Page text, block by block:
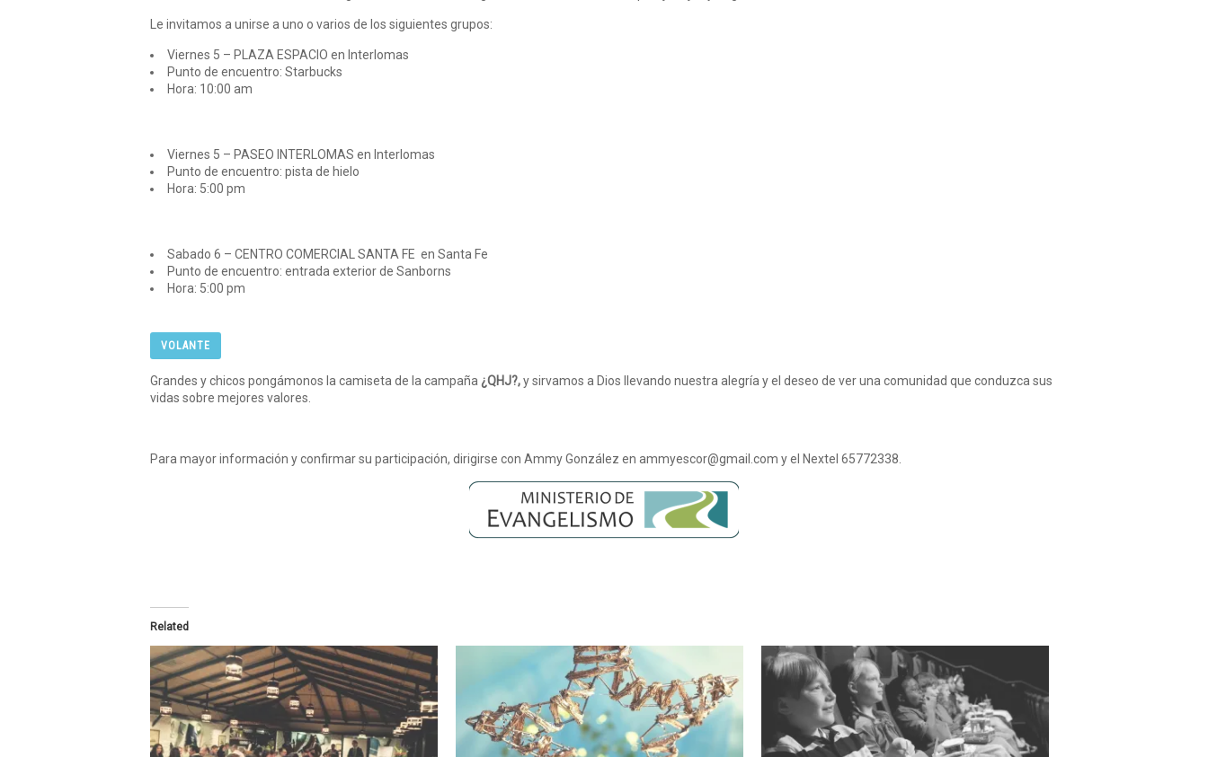
Le invitamos a unirse a uno o varios de los siguientes grupos:
Viernes 5 – PLAZA ESPACIO en Interlomas
Punto de encuentro: Starbucks
Hora: 10:00 am
Viernes 5 – PASEO INTERLOMAS en Interlomas
Punto de encuentro: pista de hielo
Hora: 5:00 pm
Sabado 6 – CENTRO COMERCIAL SANTA FE en Santa Fe
Punto de encuentro: entrada exterior de Sanborns
Hora: 5:00 pm
VOLANTE
Grandes y chicos pongámonos la camiseta de la campaña ¿QHJ?,y sirvamos a Dios llevando nuestra alegría y el deseo de ver una comunidad que conduzca sus
vidas sobre mejores valores.
Para mayor información y confirmar su participación, dirigirse con Ammy González en ammyescor@gmail.com y el Nextel 65772338.
Related